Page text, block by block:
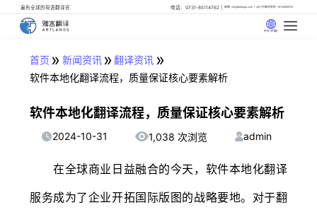
遍布全球的母语翻译官 电话：0731-85114762 邮箱: info@artlangs.com 24小时翻译管家: 18142666316
中文 (中国)
首页 » 新闻资讯» 翻译资讯 »
软件本地化翻译流程，质量保证核心要素解析
软件本地化翻译流程，质量保证核心要素解析
2024-10-31 1,038 次浏览 admin
在全球商业日益融合的今天，软件本地化翻译
服务成为了企业开拓国际版图的战略要地。对于翻